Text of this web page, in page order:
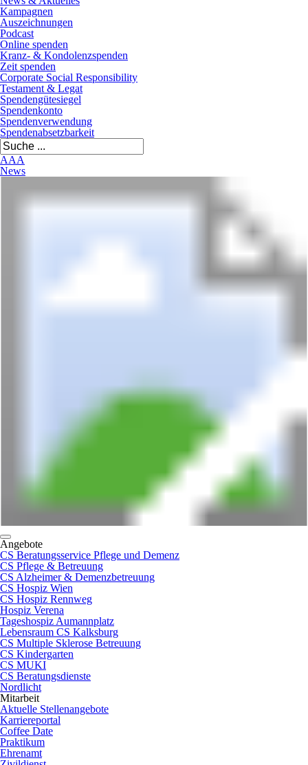
Kampagnen
Auszeichnungen
Podcast
Online spenden
Kranz- & Kondolenzspenden
Zeit spenden
Corporate Social Responsibility
Testament & Legat
Spendengütesiegel
Spendenkonto
Spendenverwendung
Spendenabsetzbarkeit
AAA
News
Angebote
CS Beratungsservice Pflege und Demenz
CS Pflege & Betreuung
CS Alzheimer & Demenzbetreuung
CS Hospiz Wien
CS Hospiz Rennweg
Hospiz Verena
Tageshospiz Aumannplatz
Lebensraum CS Kalksburg
CS Multiple Sklerose Betreuung
CS Kindergarten
CS MUKI
CS Beratungsdienste
Nordlicht
Mitarbeit
Aktuelle Stellenangebote
Karriereportal
Coffee Date
Praktikum
Ehrenamt